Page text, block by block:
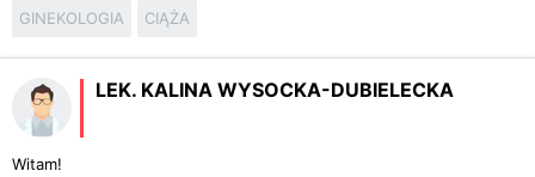
GINEKOLOGIA CIĄŻA
LEK. KALINA WYSOCKA-DUBIELECKA
Witam!